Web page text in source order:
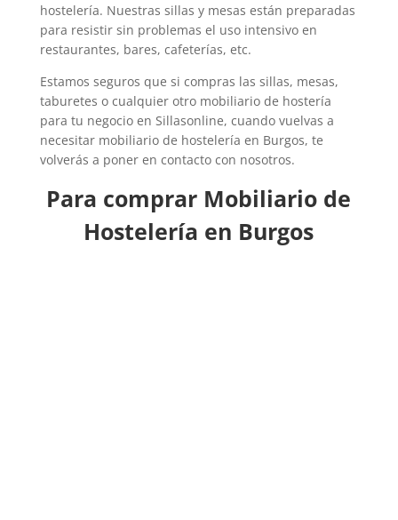
hostelería. Nuestras sillas y mesas están preparadas
para resistir sin problemas el uso intensivo en
restaurantes, bares, cafeterías, etc.
Estamos seguros que si compras las sillas, mesas,
taburetes o cualquier otro mobiliario de hostería
para tu negocio en Sillasonline, cuando vuelvas a
necesitar mobiliario de hostelería en Burgos, te
volverás a poner en contacto con nosotros.
Para comprar Mobiliario de
Hostelería en Burgos